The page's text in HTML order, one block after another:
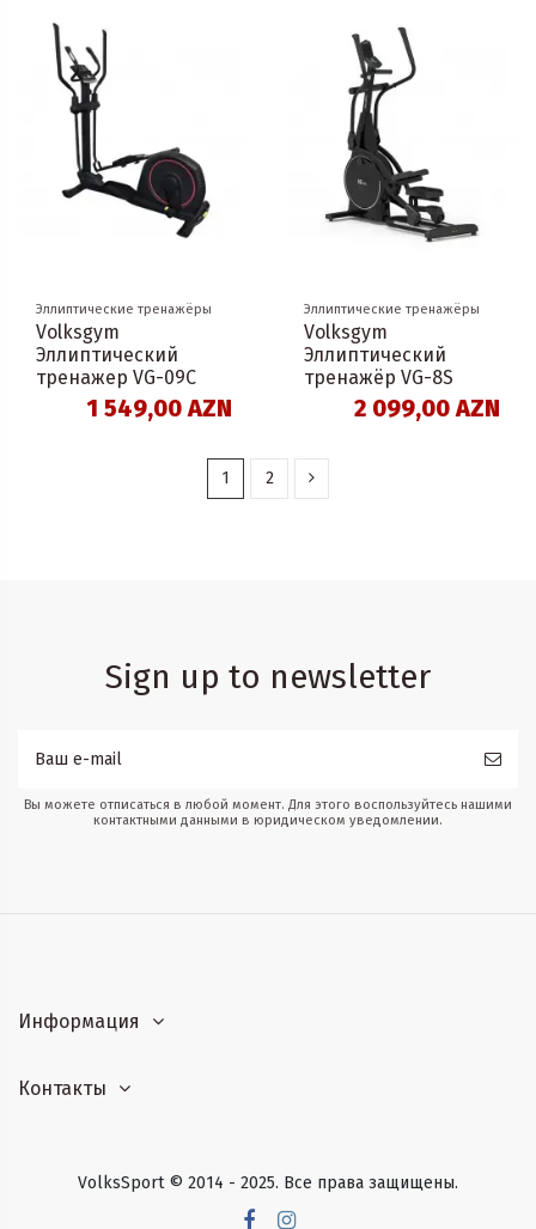
Эллиптические тренажёры
Volksgym
Эллиптический
тренажер VG-09C
1 549,00 AZN
Эллиптические тренажёры
Volksgym
Эллиптический
тренажёр VG-8S
2 099,00 AZN
1 2
Sign up to newsletter
Вы можете отписаться в любой момент. Для этого воспользуйтесь нашими
контактными данными в юридическом уведомлении.
Информация
Контакты
VolksSport © 2014 - 2025. Все права защищены.